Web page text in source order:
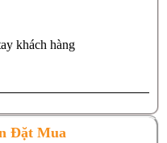
khách hàng
Đặt Mua